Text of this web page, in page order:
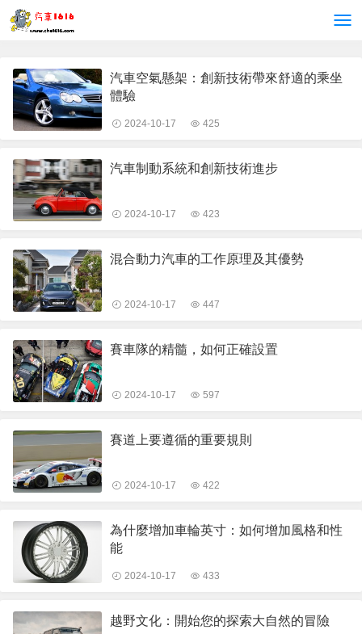
汽車空氣懸架：創新技術帶來舒適的乘坐
體驗
2024-10-17 425
汽車制動系統和創新技術進步
2024-10-17 423
混合動力汽車的工作原理及其優勢
2024-10-17 447
賽車隊的精髓，如何正確設置
2024-10-17 597
賽道上要遵循的重要規則
2024-10-17 422
為什麼增加車輪英寸：如何增加風格和性
能
2024-10-17 433
越野文化：開始您的探索大自然的冒險